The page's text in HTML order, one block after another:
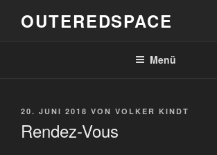
InhaltOUTEREDSPACE
Menü
VERÖFFENTLICHT
20. JUNI 2018 VON VOLKER KINDT
Rendez-Vous